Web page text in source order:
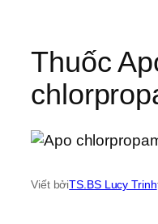
Thuốc
Viết bởiTS.BS Lucy Trinh